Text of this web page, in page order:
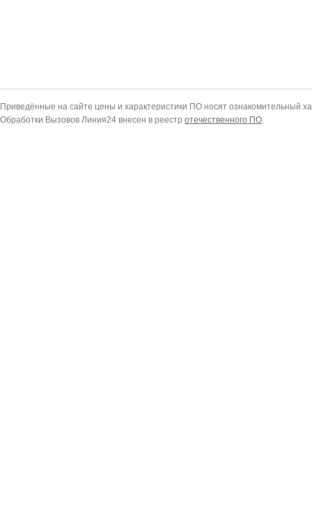
Приведённые на сайте цены и характеристики ПО носят ознакомительный
Обработки Вызовов Линия24 внесен в реестр отечественного ПО.